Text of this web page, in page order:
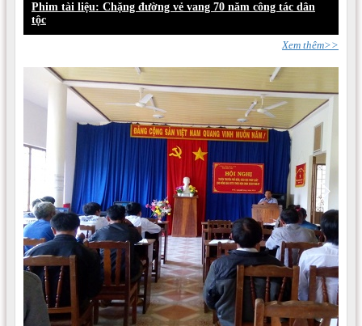
Phim tài liệu: Chặng đường vẻ vang 70 năm công tác dân
tộc
Xem thêm>>